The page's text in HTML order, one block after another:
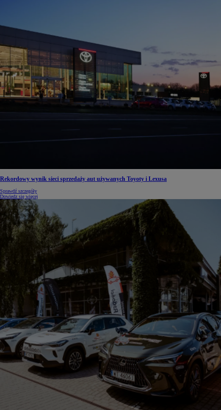
Rekordowy wynik sieci sprzedaży aut używanych Toyoty i Lexusa
Sprawdź szczegóły
Dowiedz się więcej